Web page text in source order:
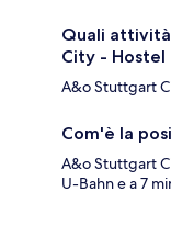
Quali
City - Hostel
A&o Stuttgart
Com'è la
A&o Stuttgart
U-Bahn e a 7